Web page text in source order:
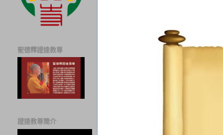
聖德釋證達教尊
證達教尊簡介